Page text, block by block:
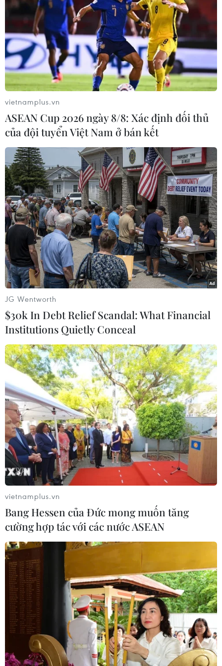
#WB #kiều hối #COVID-19
#biện pháp phong tỏa
#người lao động ở nước ngoài
Theo dõi VietnamPlus
TIN LIÊN QUAN
IMF và WB cam kết tăng chương trình
hoãn trả nợ cho các nước nghèo
18/04/2020 04:34
Tổng Giám đốc IMF và Chủ tịch WB nhấn mạnh IMF và
WB nhận thức rõ về mối đe dọa đang gia tăng từ khủng
hoảng y tế do dịch COVID-19 vốn được dự đoán sẽ đẩy
nền kinh tế toàn cầu vào đợt suy thooái sâu.
Bao giờ du lịch có thể ‘hồi sinh’ sau cơn
‘bạo bệnh’ COVID-19?
21/04/2020 04:04
vietnamplus.vn
ASEAN Cup 2026 ngày 8/8: Xác định đối thủ
của đội tuyển Việt Nam ở bán kết
JG Wentworth
$30k In Debt Relief Scandal: What Financial
Institutions Quietly Conceal
vietnamplus.vn
Bang Hessen của Đức mong muốn tăng
cường hợp tác với các nước ASEAN